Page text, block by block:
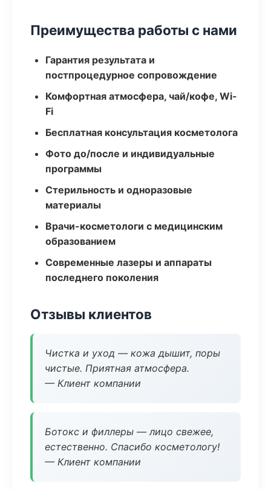
Преимущества работы с нами
Гарантия результата и
постпроцедурное сопровождение
Комфортная атмосфера, чай/кофе, Wi-
Fi
Бесплатная консультация косметолога
Фото до/после и индивидуальные
программы
Стерильность и одноразовые
материалы
Врачи-косметологи с медицинским
образованием
Современные лазеры и аппараты
последнего поколения
Отзывы клиентов
Чистка и уход — кожа дышит, поры
чистые. Приятная атмосфера.
— Клиент компании
Ботокс и филлеры — лицо свежее,
естественно. Спасибо косметологу!
— Клиент компании